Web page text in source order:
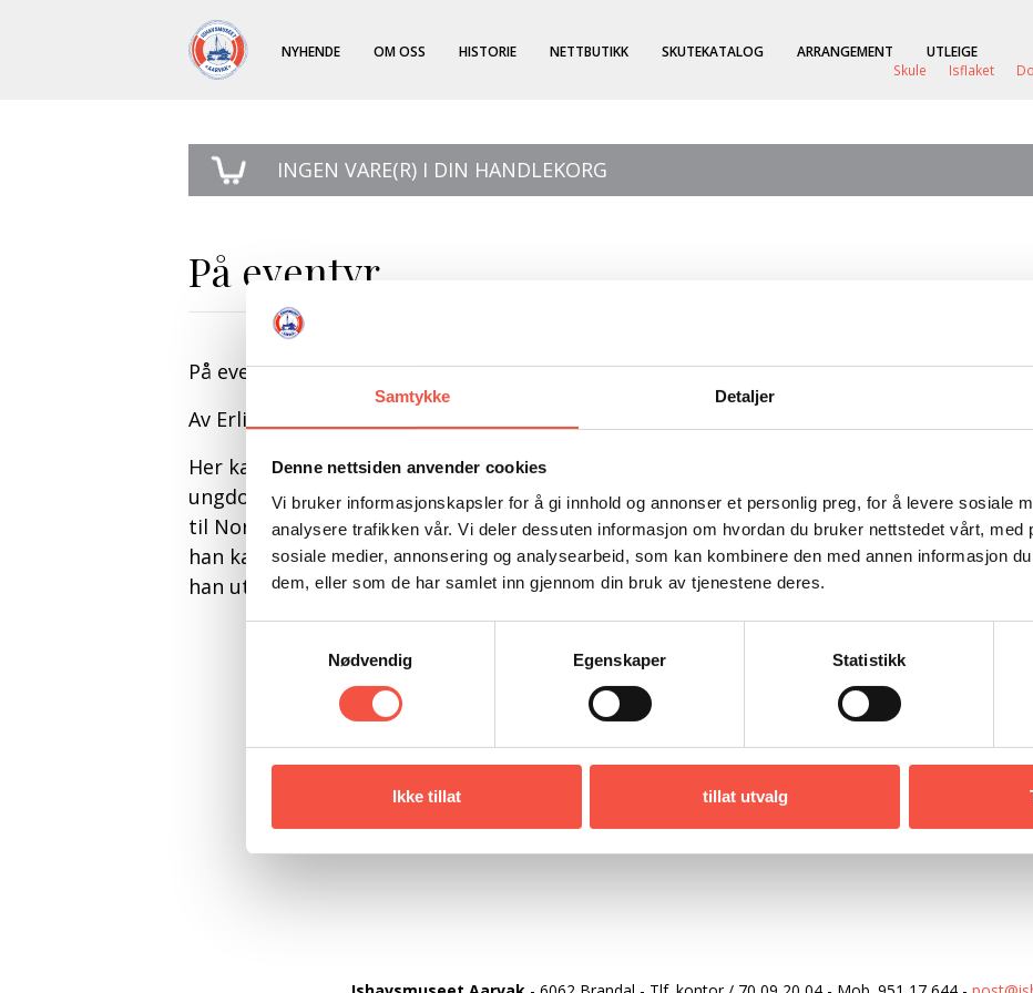
Samtykke Detaljer
Denne nettsiden anvender cookies
Vi bruker informasjonskapsler for å gi innhold og annonser et personlig preg, for å levere sosiale
analysere trafikken vår. Vi deler dessuten informasjon om hvordan du bruker nettstedet vårt, med
sosiale medier, annonsering og analysearbeid, som kan kombinere den med annen informasjon
dem, eller som de har samlet inn gjennom din bruk av tjenestene deres.
Nødvendig
Egenskaper Statistikk
Ikke tillat tillat utvalg
NYHENDE OM OSS HISTORIE NETTBUTIKK SKUTEKATALOG ARRANGEMENT
UTLEIGE
Skule
Isflaket
INGEN VARE(R) I DIN HANDLEKORG
På eventyr
På eventyr
Av Erling Kagge
Her kan leserne følge Erling Kagge fra barndommens skiturer i Nordmarka,
ungdomstidens gutteturer i seilbåt til Karibien, og frem til de kjente turene
til Nord- og Sydpolen og Mount Everest. I denne boka forteller han hvordan
han kan utsette seg for slike anstrengelser og påkjenninger, samtidig som
han utfordrer leseren til å finne sin egen drøm og realisere den. Illustrert.
Kr